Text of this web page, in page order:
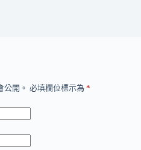
公開。 必填欄位標示為 *